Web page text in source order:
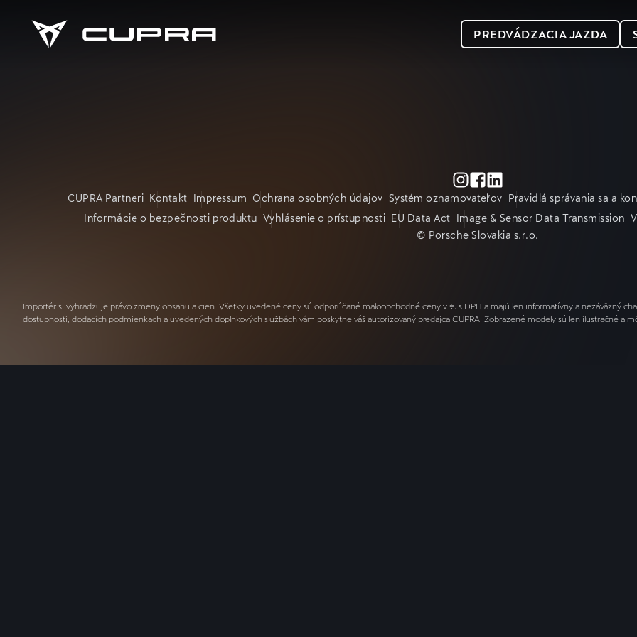
PREDVÁDZACIA JAZDA
CUPRA Partneri Kontakt Impressum Ochrana osobných údajov Systém oznamovateľov Pravidlá správania sa a
Informácie o bezpečnosti produktu Vyhlásenie o prístupnosti EU Data Act Image & Sensor Data Transmission
© Porsche Slovakia s.r.o.
Importér si vyhradzuje právo zmeny obsahu a cien. Všetky uvedené ceny sú odporúčané maloobchodné ceny v € s DPH a majú len informatívny a nezáväzný
dostupnosti, dodacích podmienkach a uvedených doplnkových službách vám poskytne váš autorizovaný predajca CUPRA. Zobrazené modely sú len ilustračné a